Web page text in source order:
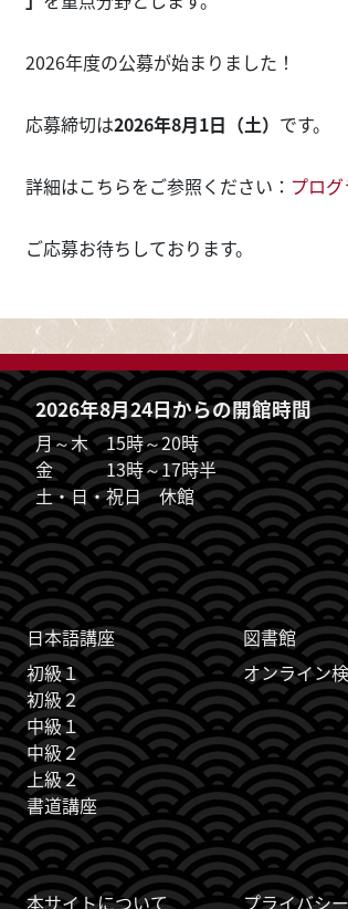
2026年度の公募が始まりました！
応募締切は2026年8月1日（土） です。
詳細はこちらをご参照ください： プロ
ご応募お待ちしております。
2026年8月24日からの開館時間
月～木 15時～20時
金 13時～17時半
土・日・祝日 休館
日本語講座
初級１
初級２
中級１
中級２
上級２
書道講座
図書館
オンライン
本サイトについて プライバシ